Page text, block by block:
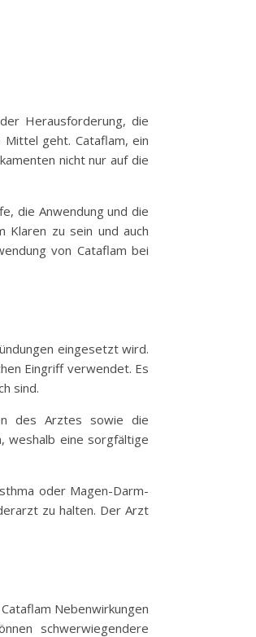
Herausforderung, die
geht. Cataflam, ein
nicht nur auf die
die Anwendung und die
Klaren zu sein und auch
von Cataflam bei
eingesetzt wird.
Eingriff verwendet. Es
sind.
des Arztes sowie die
weshalb eine sorgfältige
oder Magen-Darm-
zu halten. Der Arzt
Nebenwirkungen
schwerwiegendere